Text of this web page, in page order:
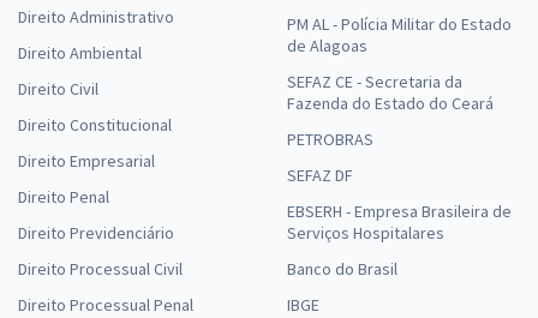
Direito Administrativo
Direito Ambiental
Direito Civil
Direito Constitucional
Direito Empresarial
Direito Penal
Direito Previdenciário
Direito Processual Civil
Direito Processual Penal
PM AL - Polícia Militar do Estado
de Alagoas
SEFAZ CE - Secretaria da
Fazenda do Estado do Ceará
PETROBRAS
SEFAZ DF
EBSERH - Empresa Brasileira de
Serviços Hospitalares
Banco do Brasil
IBGE